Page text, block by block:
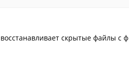
скрытые файлы с ф